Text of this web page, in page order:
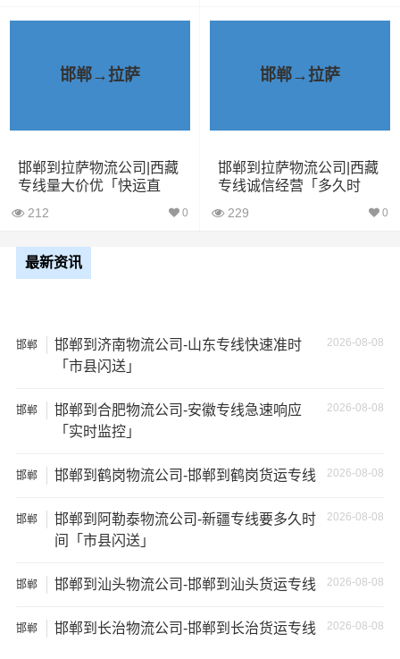
中丢失或损坏你的包裹，导致你的物品无法送达或受到损
出现延误，导致你的物品无法按时送达；
3、服务质量差：不靠谱的物流公司可能会提供劣质的服
等；
5、经济损失：如果你的包裹在运输过程中丢失或损坏，你
邯郸→拉萨
邯郸到拉萨物流公司|西藏
专线量大价优「快运直
212 0
邯郸→拉萨
邯郸到拉萨物流公司|西藏
专线诚信经营「多久时
229 0
最新资讯
邯郸 2026-08-08
邯郸到济南物流公司-山东专线快速准时
「市县闪送」
邯郸 2026-08-08
邯郸到合肥物流公司-安徽专线急速响应
「实时监控」
邯郸 2026-08-08
邯郸到鹤岗物流公司-邯郸到鹤岗货运专线
邯郸 2026-08-08
邯郸到阿勒泰物流公司-新疆专线要多久时
间「市县闪送」
邯郸 2026-08-08
邯郸到汕头物流公司-邯郸到汕头货运专线
邯郸 2026-08-08
邯郸到长治物流公司-邯郸到长治货运专线